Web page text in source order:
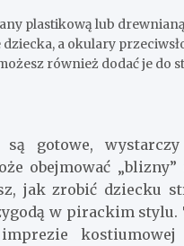
plastikową lub
dziecka, a okulary
również dodać je do
gotowe,
obejmować
jak zrobić dziecku
w pirackim